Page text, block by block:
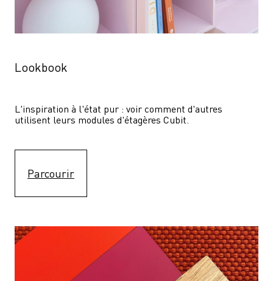
Lookbook
L'inspiration à l'état pur : voir comment d'autres
utilisent leurs modules d'étagères Cubit.
Parcourir